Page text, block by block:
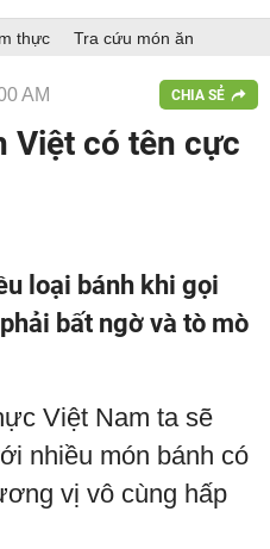
thực Tra cứu món ăn
AM CHIA SẺ
Việt có tên cực
loại bánh khi gọi
bất ngờ và tò mò
Việt Nam ta sẽ
nhiều món bánh có
vị vô cùng hấp